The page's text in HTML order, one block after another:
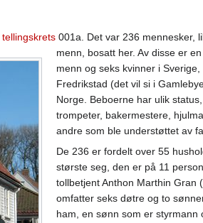
tellingskrets 001a. Det var 236 mennesker,
menn, bosatt her. Av disse er
menn og seks kvinner i
Fredrikstad (det vil si i
Norge. Beboerne har ulik
trompeter, bakermestere,
andre som ble understøttet av
De 236 er fordelt over 55
største seg, den er på 11
tollbetjent Anthon Marthin Gran
omfatter seks døtre og to
ham, en sønn som er styrmann